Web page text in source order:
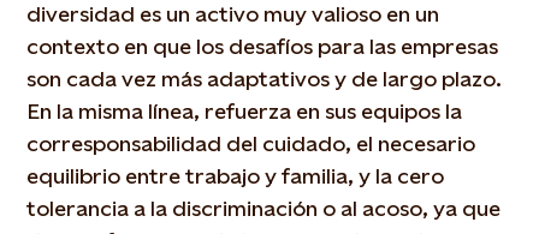
diversidad es un activo muy valioso en un
contexto en que los desafíos para las empresas
son cada vez más adaptativos y de largo plazo.
En la misma línea, refuerza en sus equipos la
corresponsabilidad del cuidado, el necesario
equilibrio entre trabajo y familia, y la cero
tolerancia a la discriminación o al acoso, ya que